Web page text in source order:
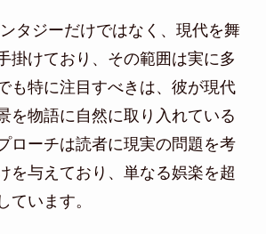
タジーだけではなく、現代を舞
掛けており、その範囲は実に多
も特に注目すべきは、彼が現代
を物語に自然に取り入れている
ローチは読者に現実の問題を考
を与えており、単なる娯楽を超
ています。